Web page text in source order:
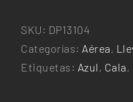
cantidad
SKU: DP13104
Categorías: Aérea,
Etiquetas: Azul, Cala,